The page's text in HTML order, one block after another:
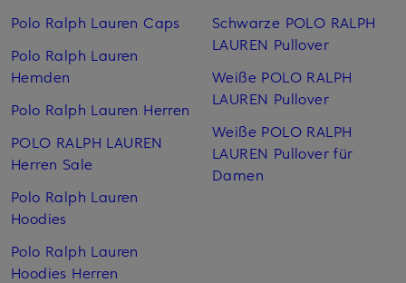
Polo Ralph Lauren Caps
Polo Ralph Lauren
Hemden
Polo Ralph Lauren Herren
POLO RALPH LAUREN
Herren Sale
Polo Ralph Lauren
Hoodies
Polo Ralph Lauren
Hoodies Herren
Schwarze POLO RALPH
LAUREN Pullover
Weiße POLO RALPH
LAUREN Pullover
Weiße POLO RALPH
LAUREN Pullover für
Damen